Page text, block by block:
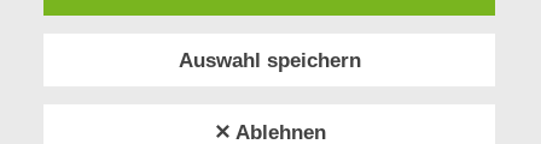
Auswahl speichern
✕ Ablehnen